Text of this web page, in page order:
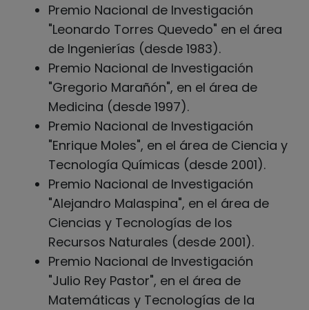
Premio Nacional de Investigación
"Leonardo Torres Quevedo" en el área
de Ingenierías (desde 1983).
Premio Nacional de Investigación
"Gregorio Marañón", en el área de
Medicina (desde 1997).
Premio Nacional de Investigación
"Enrique Moles", en el área de Ciencia y
Tecnología Químicas (desde 2001).
Premio Nacional de Investigación
"Alejandro Malaspina", en el área de
Ciencias y Tecnologías de los
Recursos Naturales (desde 2001).
Premio Nacional de Investigación
"Julio Rey Pastor", en el área de
Matemáticas y Tecnologías de la